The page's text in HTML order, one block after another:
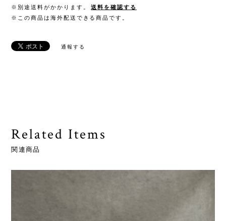
※別途送料がかかります。
送料を確認する
※この商品は海外配送できる商品です。
通報する
Related Items
関連商品